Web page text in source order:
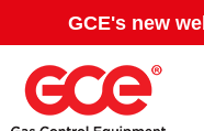
GCE's new